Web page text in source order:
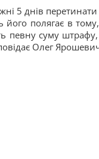
5 днів
його полягає в
певну суму
Олег